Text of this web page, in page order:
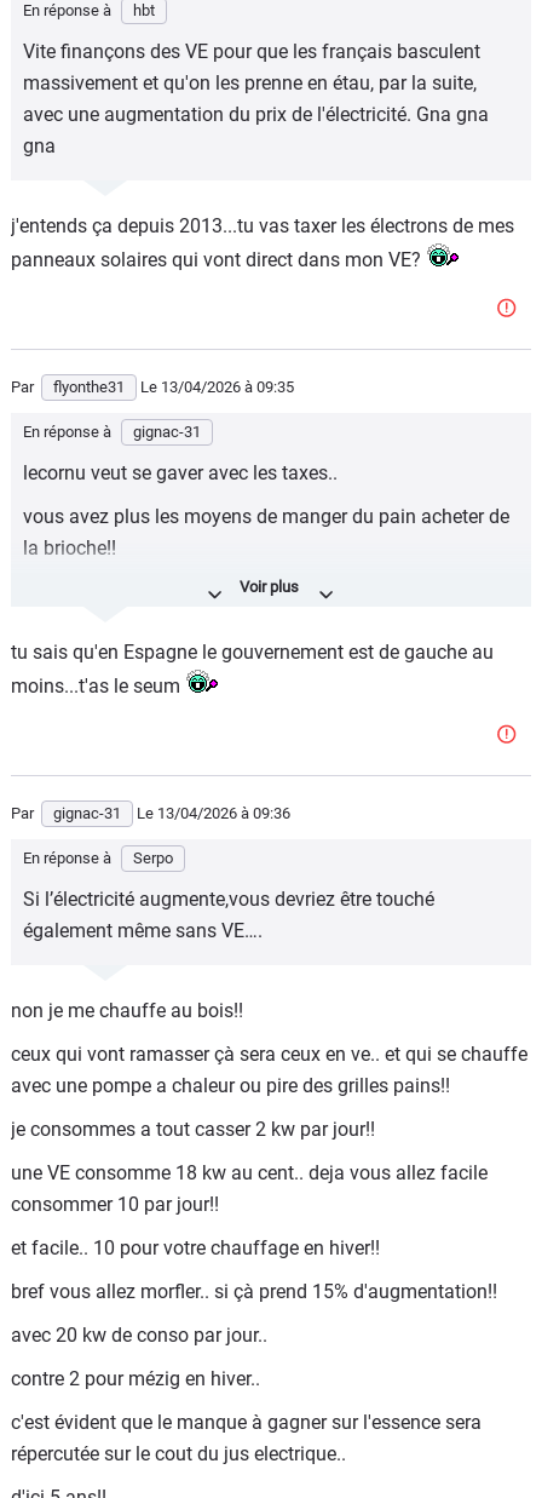
En réponse à hbt
Vite finançons des VE pour que les français basculent
massivement et qu'on les prenne en étau, par la suite,
avec une augmentation du prix de l'électricité. Gna gna
gna
j'entends ça depuis 2013...tu vas taxer les électrons de mes
panneaux solaires qui vont direct dans mon VE?
Par flyonthe31 Le 13/04/2026 à 09:35
En réponse à gignac-31
lecornu veut se gaver avec les taxes..
vous avez plus les moyens de manger du pain acheter de
la brioche!!
leur plan machiavelique c'est vous pouvez plus payer
acheter un ve a 40 000!!
alors que votre vieu diesel qui décote plus.. lui il va vous
couter quoi .. 5000 en réparation en 9 ans..?
ce gvt est un escroc!!
quand le diesel passe de 1;50 à 2,40.. soit 90cts
d'augmentation..
et il vole les pauvres ceux qui roulent a go!!
il vous vole de 45 cts de taxes supplémentaire!!
le prix normal avec deja le gros racket.. c'est 1;70
l'essence et 1;90 le go!!
en espagne le we dernier j'ai payé 1;50 l'essence!!
50cts de moins que en france!!
on voit bien que macron et son gvt d'incapable se gave
tu sais qu'en Espagne le gouvernement est de gauche au
moins...t'as le seum
Par gignac-31 Le 13/04/2026 à 09:36
En réponse à Serpo
Si l’électricité augmente,vous devriez être touché
également même sans VE….
non je me chauffe au bois!!
ceux qui vont ramasser çà sera ceux en ve.. et qui se chauffe
avec une pompe a chaleur ou pire des grilles pains!!
je consommes a tout casser 2 kw par jour!!
une VE consomme 18 kw au cent.. deja vous allez facile
consommer 10 par jour!!
et facile.. 10 pour votre chauffage en hiver!!
bref vous allez morfler.. si çà prend 15% d'augmentation!!
avec 20 kw de conso par jour..
contre 2 pour mézig en hiver..
c'est évident que le manque à gagner sur l'essence sera
répercutée sur le cout du jus electrique..